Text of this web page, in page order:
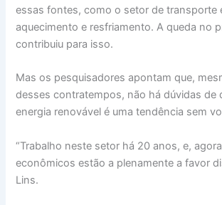
essas fontes, como o setor de transporte
aquecimento e resfriamento. A queda no
contribuiu para isso.
Mas os pesquisadores apontam que,
desses contratempos, não há dúvidas de
energia renovável é uma tendência sem
“Trabalho neste setor há 20 anos, e,
econômicos estão a plenamente a favor
Lins.